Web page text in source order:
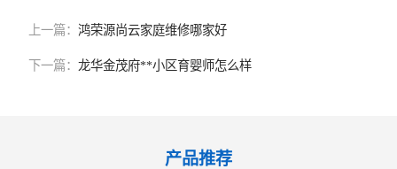
上一篇： 鸿荣源尚云家庭维修哪家好
下一篇： 龙华金茂府**小区育婴师怎么样
产品推荐